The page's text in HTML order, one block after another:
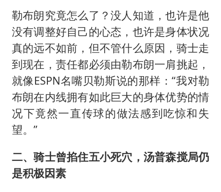
勒布朗究竟怎么了？没人知道，也许是他
没有调整好自己的心态，也许是身体状况
真的远不如前，但不管什么原因，骑士走
到现在，责任都必须由勒布朗一肩挑起，
就像ESPN名嘴贝勒斯说的那样：“我对勒
布朗在内线拥有如此巨大的身体优势的情
况下竟然一直传球的做法感到吃惊和失
望。”
二、骑士曾掐住五小死穴，汤普森搅局仍
是积极因素